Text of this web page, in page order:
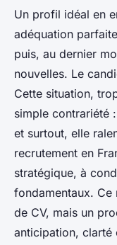
Un profil idéal en
adéquation
puis, au dernier
nouvelles. Le
Cette situation,
simple contrariété
et surtout, elle
recrutement en
stratégique, à
fondamentaux. Ce
de CV, mais un
anticipation, clarté